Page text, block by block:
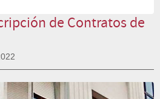
de Contratos de